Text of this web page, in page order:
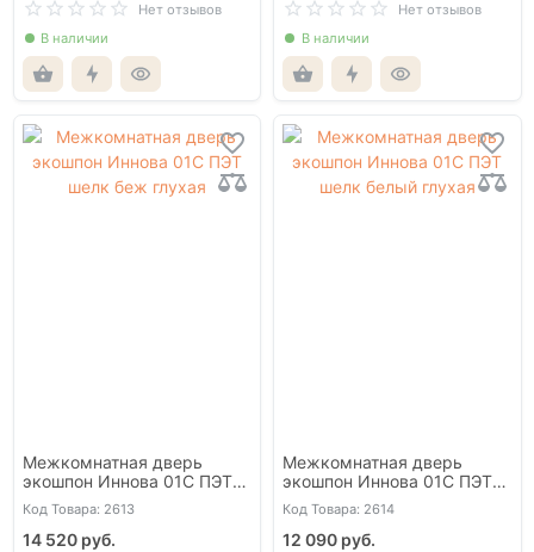
Нет отзывов
В наличии
Нет отзывов
В наличии
Межкомнатная дверь
экошпон Иннова 01С ПЭТ
шелк беж глухая
Код Товара: 2613
14 520 руб.
Межкомнатная дверь
экошпон Иннова 01С ПЭТ
шелк белый глухая
Код Товара: 2614
12 090 руб.